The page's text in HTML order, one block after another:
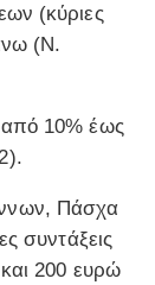
(κύριες
(Ν.
από 10% έως
Πάσχα
συντάξεις
200 ευρώ